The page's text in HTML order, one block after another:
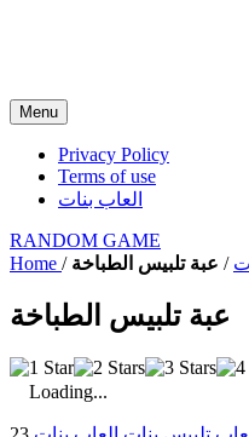
Menu
Privacy Policy
Terms of use
العاب بنات
RANDOM GAME
Home / / عبة تلبيس الطباخة
عبة تلبيس الطباخة
Loading...